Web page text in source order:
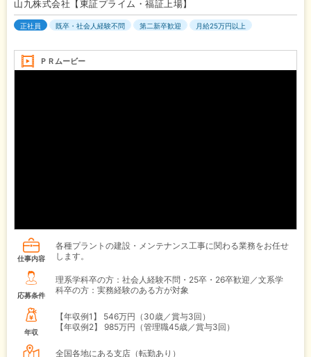
山九株式会社【東証プライム・福証上場】
正社員 既卒・社会人経験不問 第二新卒歓迎 月給25万円以上
ＰＲムービー
仕事内容
各種プラントの建設・メンテナンス工事に関わる業務をお任せ
します。
応募条件
理系学科卒の方：社会人経験不問・25卒・26卒歓迎／文系学
科卒の方：実務経験のある方が対象
年収
【年収例1】
546万円（30歳／賞与3回）
【年収例2】
985万円（管理職45歳／賞与3回）
全国各地にある支店（転勤あり）